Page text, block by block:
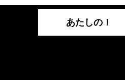
あたしの！